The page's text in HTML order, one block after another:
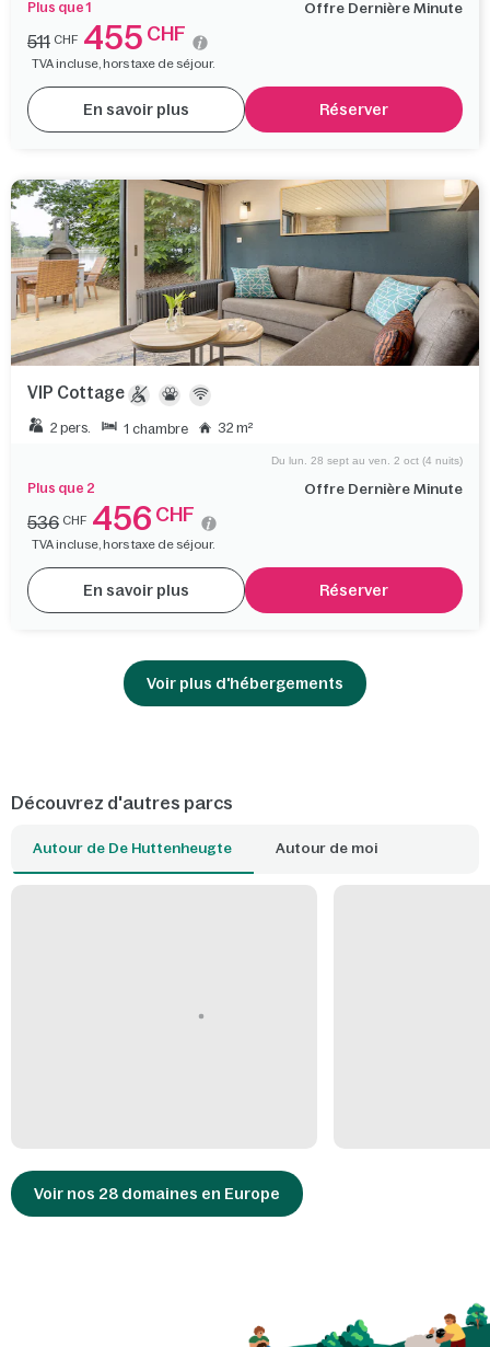
Plus que 1 Offre Dernière Minute
511 CHF 455 CHF
TVA incluse, hors taxe de séjour.
En savoir plus Réserver
VIP Cottage
2 pers. 1 chambre 32 m²
Plus que 2 Offre Dernière Minute
Du lun. 28 sept au ven. 2 oct (4 nuits)
536 CHF 456 CHF
TVA incluse, hors taxe de séjour.
En savoir plus Réserver
Voir plus d'hébergements
Découvrez d'autres parcs
Autour de De Huttenheugte Autour de moi
Voir nos 28 domaines en Europe